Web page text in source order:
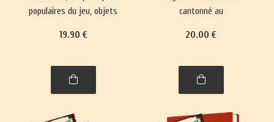
populaires du jeu, objets
fréquemment à des
Parallèlement, des jeux
plus complexes ont
classes sociales
19.90 €
cantonné au
mineure dans le paysage
réactualise nos
représentations du monde
sociales depuis 5000 ans.
20.00 €